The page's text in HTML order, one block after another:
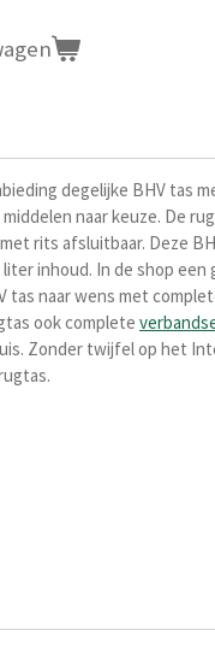
degelijke BHV tas
naar keuze. De
rits afsluitbaar. Deze
inhoud. In de shop een
tas naar wens met
ook complete
Zonder twijfel op het